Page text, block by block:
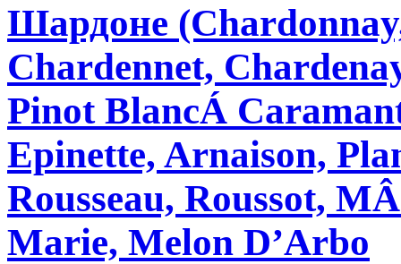
Шардоне
Chardennet,
Pinоt BlancÁ
Epinette, Arnaison,
Rousseau, Roussot,
Marie, Melon D’Arbo